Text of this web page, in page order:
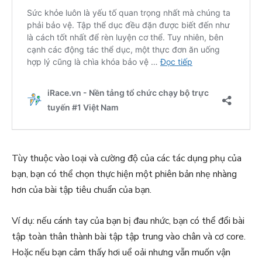
Tùy thuộc vào loại và cường độ của các tác dụng phụ của
bạn, bạn có thể chọn thực hiện một phiên bản nhẹ nhàng
hơn của bài tập tiêu chuẩn của bạn.
Ví dụ: nếu cánh tay của bạn bị đau nhức, bạn có thể đổi bài
tập toàn thân thành bài tập tập trung vào chân và cơ core.
Hoặc nếu bạn cảm thấy hơi uể oải nhưng vẫn muốn vận